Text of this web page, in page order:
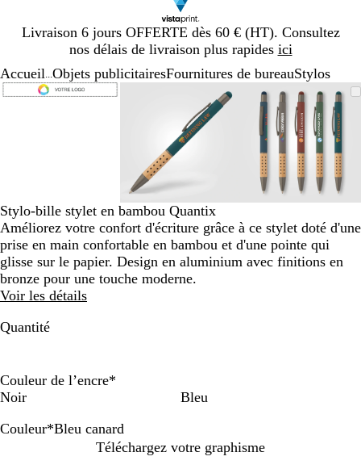
Livraison 6 jours OFFERTE dès 60 € (HT). Consultez
nos délais de livraison plus rapides ici
Diapositive
1
Accueil Objets publicitairesFournitures de bureauStylos
Image
Zoom
Cliquez
Utilisez
zoomer
et
les
touches
fléchées
pour
zoomable
minimum
Cliquez
pour
développer
Utilisez
touches
plus
zoomer
et
les
touches
fléchées
Image
zoomable
Zoom
au
minimum
Cliquez
pour
Utilisez
les
touches
plus
et
moins
pour
et
les
touches
Diapositive
Stylo-bille stylet en bambou Quantix
Améliorez votre confort d'écriture grâce à ce stylet doté d'une
prise en main confortable en bambou et d'une pointe qui
glisse sur le papier. Design en aluminium avec finitions en
bronze pour une touche moderne.
Voir les détails
Quantité
Couleur de l’encre*
Noir
Bleu
Couleur*Bleu canard
Téléchargez votre graphisme